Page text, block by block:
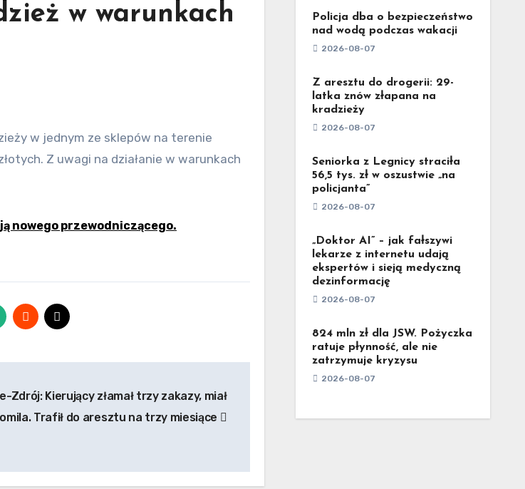
w warunkach
Z uwagi na działanie w warunkach
nowego przewodniczącego.
Zdrój: Kierujący złamał trzy zakazy, miał
Trafił do aresztu na trzy miesiące
Policja dba o bezpieczeństwo
nad wodą podczas wakacji
2026-08-07
Z aresztu do drogerii: 29-
latka znów złapana na
kradzieży
2026-08-07
Seniorka z Legnicy straciła
56,5 tys. zł w oszustwie „na
policjanta”
2026-08-07
„Doktor AI” – jak fałszywi
lekarze z internetu udają
ekspertów i sieją medyczną
dezinformację
2026-08-07
824 mln zł dla JSW. Pożyczka
ratuje płynność, ale nie
zatrzymuje kryzysu
2026-08-07